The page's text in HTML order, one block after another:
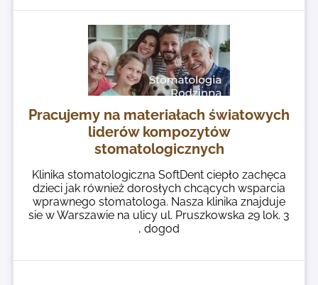
Pracujemy na materiałach światowych
liderów kompozytów
stomatologicznych
Klinika stomatologiczna SoftDent ciepło zachęca
dzieci jak również dorosłych chcących wsparcia
wprawnego stomatologa. Nasza klinika znajduje
sie w Warszawie na ulicy ul. Pruszkowska 29 lok. 3
, dogod